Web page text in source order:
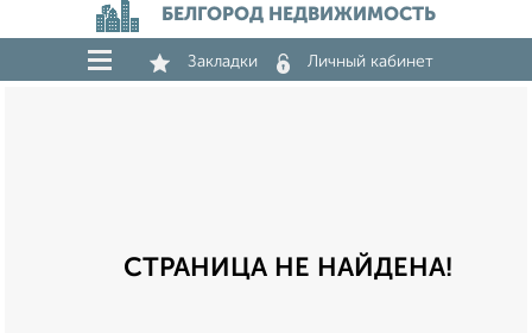
БЕЛГОРОД НЕДВИЖИМОСТЬ
Закладки Личный кабинет
СТРАНИЦА НЕ НАЙДЕНА!